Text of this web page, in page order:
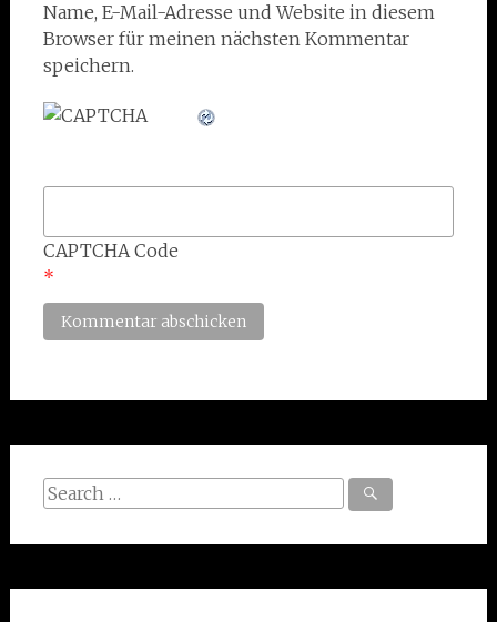
Name, E-Mail-Adresse und Website in diesem
Browser für meinen nächsten Kommentar
speichern.
CAPTCHA Code
*
Search